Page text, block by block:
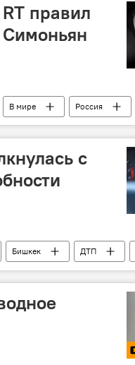
правил
В мире Россия
Медиавойны США и России
с
Бишкек ДТП